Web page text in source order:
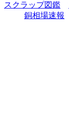
スクラップ図鑑
銅相場速報